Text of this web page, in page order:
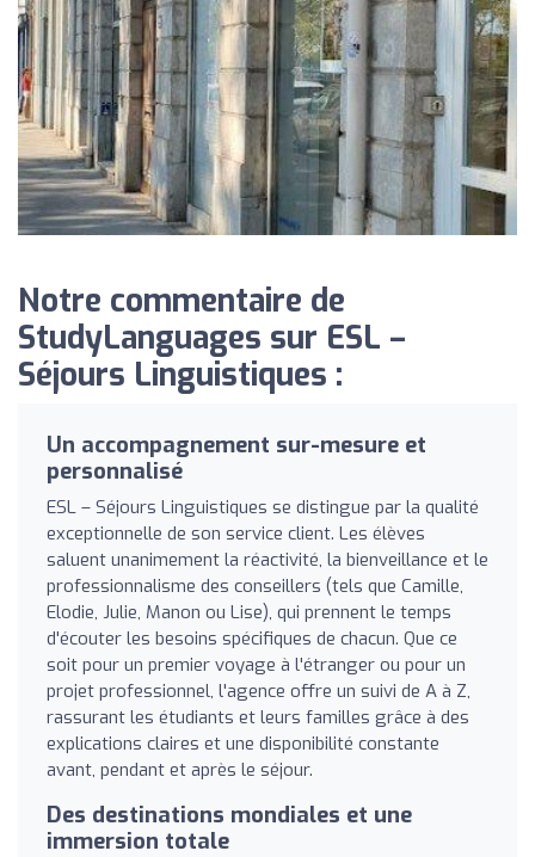
Notre commentaire de
StudyLanguages sur ESL –
Séjours Linguistiques :
Un accompagnement sur-mesure et
personnalisé
ESL – Séjours Linguistiques se distingue par la qualité
exceptionnelle de son service client. Les élèves
saluent unanimement la réactivité, la bienveillance et le
professionnalisme des conseillers (tels que Camille,
Elodie, Julie, Manon ou Lise), qui prennent le temps
d'écouter les besoins spécifiques de chacun. Que ce
soit pour un premier voyage à l'étranger ou pour un
projet professionnel, l'agence offre un suivi de A à Z,
rassurant les étudiants et leurs familles grâce à des
explications claires et une disponibilité constante
avant, pendant et après le séjour.
Des destinations mondiales et une
immersion totale